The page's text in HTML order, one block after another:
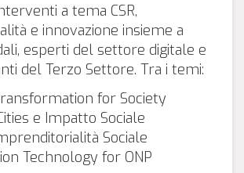
a tema CSR,
e innovazione insieme a
esperti del settore digitale e
del Terzo Settore. Tra i temi:
for Society
e Impatto Sociale
Sociale
Technology for ONP